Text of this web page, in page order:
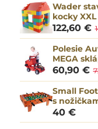
Wader
kocky
122,60 €
Polesie
MEGA
60,90 €
Small
s
40 €